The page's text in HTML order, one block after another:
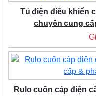
Tủ điện điều khiển
chuyên cung
Rulo cuốn cáp điện